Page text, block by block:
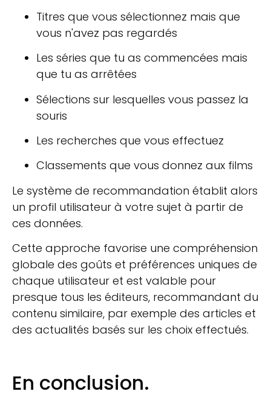
Titres que vous sélectionnez mais que
vous n'avez pas regardés
Les séries que tu as commencées mais
que tu as arrêtées
Sélections sur lesquelles vous passez la
souris
Les recherches que vous effectuez
Classements que vous donnez aux films
Le système de recommandation établit alors
un profil utilisateur à votre sujet à partir de
ces données.
Cette approche favorise une compréhension
globale des goûts et préférences uniques de
chaque utilisateur et est valable pour
presque tous les éditeurs, recommandant du
contenu similaire, par exemple des articles et
des actualités basés sur les choix effectués.
En conclusion.